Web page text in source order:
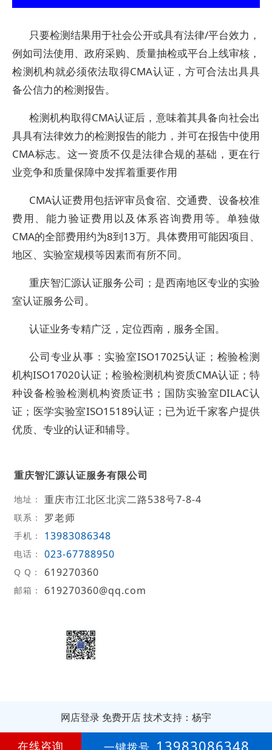
只要检测结果用于社会公开或具有法律/平台效力，
例如司法使用、政府采购、质量抽检或平台上线审核，
检测机构就必须依法取得CMA认证，方可合法出具具
备公信力的检测报告。
检测机构取得CMA认证后，意味着其具备向社会出
具具有法律效力的检测报告的能力，并可在报告中使用
CMA标志。这一资质不仅是法律合规的基础，更在行
业竞争和质量保障中发挥着重要作用
CMA认证费用包括评审员食宿、交通费、设备校准
费用、能力验证费用以及体系咨询费用等。单独做
CMA的全部费用约为8到13万。具体费用可能因项目、
地区、实验室规模等因素而有所不同。
重庆智汇源认证服务公司；是西南地区专业的实验
室认证服务公司。
认证业务专精广泛，定位西南，服务全国。
公司专业从事：实验室ISO17025认证；检验检测
机构ISO17020认证；检验检测机构资质CMA认证；特
种设备检验检测机构资质证书；国防实验室DILAC认
证；医学实验室ISO15189认证；已为近千家客户提供
优质、专业的认证和辅导。
重庆智汇源认证服务有限公司
地址： 重庆市江北区北滨二路538号7-8-4
联系： 罗老师
手机： 13983086348
电话： 023-67788950
Q Q： 619270360
邮箱： 619270360@qq.com
网店登录 免费开店技术支持：杨宇
第8年
在线咨询 一键拨号 13983086348